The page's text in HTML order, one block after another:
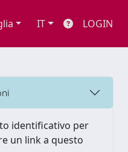
IT LOGIN
identificativo per
un link a questo